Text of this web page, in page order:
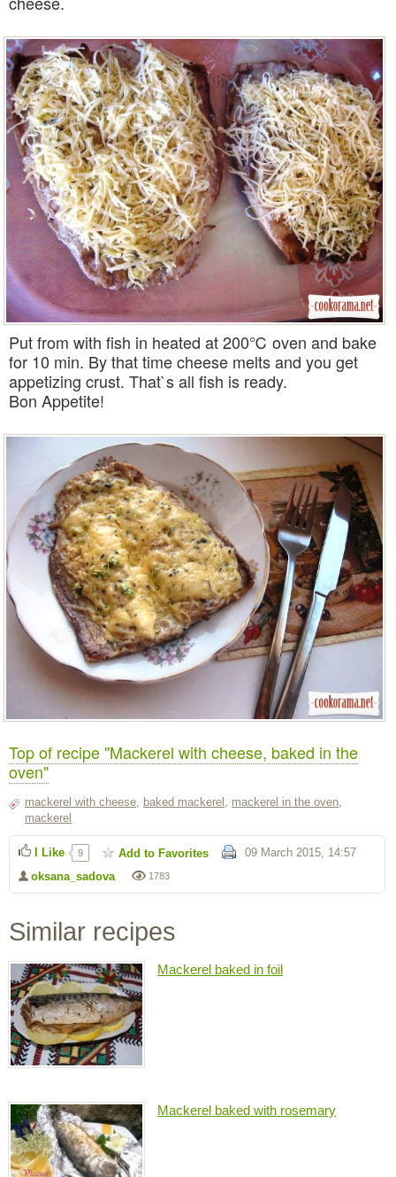
Put from with fish in heated at 200℃ oven and bake
for 10 min. By that time cheese melts and you get
appetizing crust. That`s all fish is ready.
Bon Appetite!
Top of recipe "Mackerel with cheese, baked in the
oven"
mackerel with cheese, baked mackerel , mackerel in the oven,
mackerel
1783
oksana_sadova
09 March 2015, 14:57
I Like 9 Add to Favorites
Similar recipes
Mackerel baked in foil
Mackerel baked with rosemary